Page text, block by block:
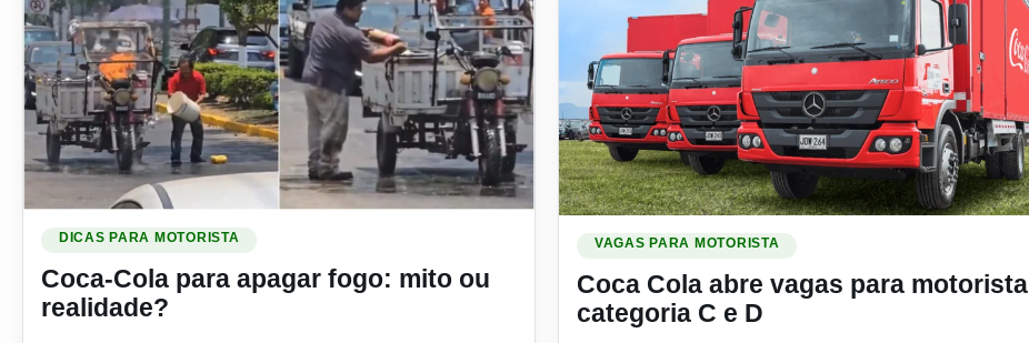
DICAS PARA MOTORISTA
Coca-Cola para apagar fogo: mito ou
realidade?
VAGAS PARA MOTORISTA
Coca Cola abre vagas para motorista
categoria C e D